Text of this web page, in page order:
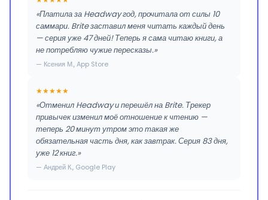
«Платила за Headway год, прочитала от силы 10
саммари. Brite заставил меня читать каждый день
— серия уже 47 дней! Теперь я сама читаю книги, а
не потребляю чужие пересказы.»
— Ксения М., App Store
★★★★★
«Отменил Headway и перешёл на Brite. Трекер
привычек изменил моё отношение к чтению —
теперь 20 минут утром это такая же
обязательная часть дня, как завтрак. Серия 83 дня,
уже 12 книг.»
— Андрей К., Google Play